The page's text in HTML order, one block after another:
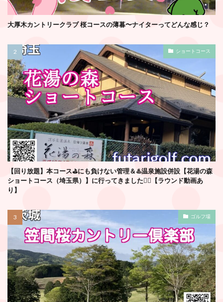
大厚木カントリークラブ 桜コースの薄暮〜ナイターってどんな感じ？
ショートコース
【回り放題】本コース⛳️にも負けない管理＆♨️温泉施設併設【花湯の森
ショートコース（埼玉県）】に行ってきました🏌️‍♂️【ラウンド動画あ
り】
ゴルフ場